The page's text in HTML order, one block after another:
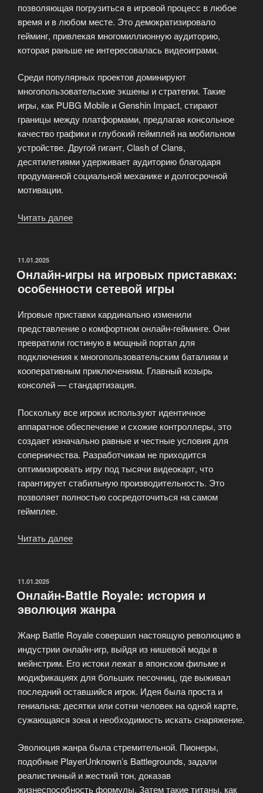
позволяющая погрузиться в игровой процесс в любое
время и в любом месте. Это демократизировало
гейминг, привлекая многомиллионную аудиторию,
которая раньше не интересовалась видеоиграми.
Среди популярных проектов доминируют
многопользовательские экшены и стратегии. Такие
игры, как PUBG Mobile и Genshin Impact, стирают
границы между платформами, предлагая консольное
качество графики и глубокий геймплей на мобильном
устройстве. Другой гигант, Clash of Clans,
десятилетиями удерживает аудиторию благодаря
продуманной социальной механике и долгосрочной
мотивации.
Читать далее
для
смартфонов»
ОПУБЛИКОВАНО
11.01.2025
Онлайн-игры на игровых приставках:
особенности сетевой игры
Игровые приставки кардинально изменили
представление о комфортном онлайн-гейминге. Они
превратили гостиную в мощный портал для
подключения к многопользовательским баталиям и
кооперативным приключениям. Главный козырь
консолей — стандартизация.
Поскольку все игроки используют идентичное
аппаратное обеспечение и схожие контроллеры, это
создает изначально равные и честные условия для
соперничества. Разработчикам не приходится
оптимизировать игру под тысячи видеокарт, что
гарантирует стабильную производительность. Это
позволяет полностью сосредоточиться на самом
геймплее.
Читать далее
приставках:
особенности
игры»
ОПУБЛИКОВАНО
11.01.2025
Онлайн-Battle Royale: история и
эволюция жанра
Жанр Battle Royale совершил настоящую революцию в
индустрии онлайн-игр, выйдя из нишевой моды в
мейнстрим. Его истоки лежат в японском фильме и
модификациях для больших песочниц, где выживал
последний оставшийся игрок. Идея была проста и
гениальна: десятки или сотни человек на одной карте,
сужающаяся зона и необходимость искать снаряжение.
Эволюция жанра была стремительной. Пионеры,
подобные PlayerUnknown’s Battlegrounds, задали
реалистичный и жесткий тон, доказав
жизнеспособность формулы. Затем такие титаны, как